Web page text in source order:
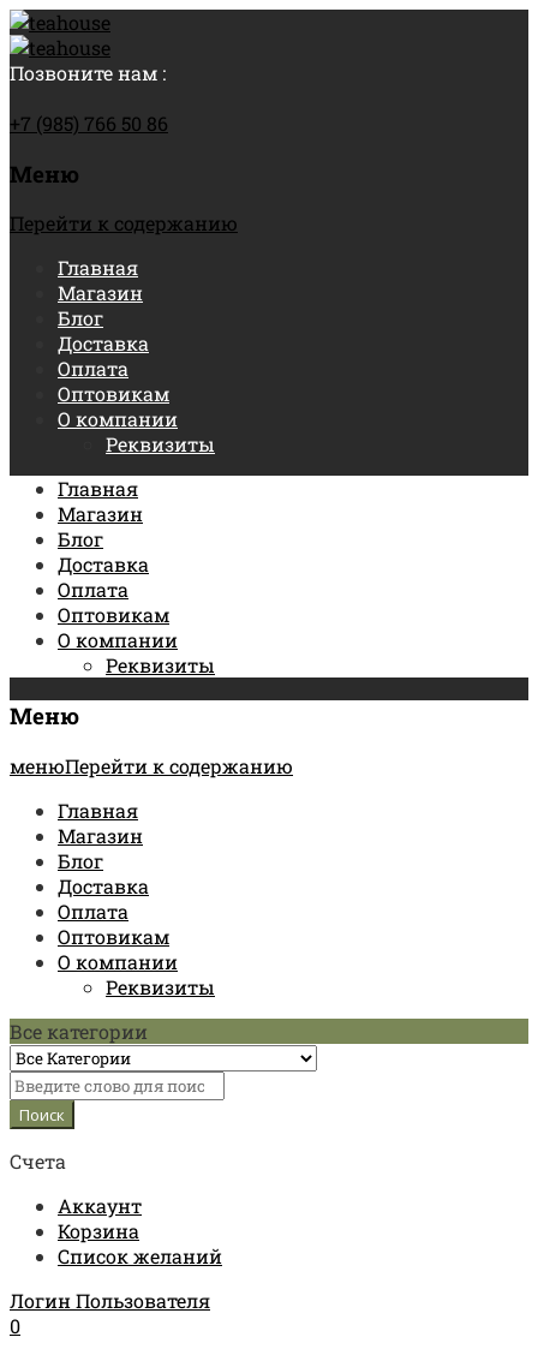
Позвоните нам :
+7 (985) 766 50 86
Меню
Перейти к содержанию
Главная
Магазин
Блог
Доставка
Оплата
Оптовикам
О компании
Реквизиты
Главная
Магазин
Блог
Доставка
Оплата
Оптовикам
О компании
Реквизиты
Меню
менюПерейти к содержанию
Главная
Магазин
Блог
Доставка
Оплата
Оптовикам
О компании
Реквизиты
Все категории
Счета
Аккаунт
Корзина
Список желаний
Логин Пользователя
0